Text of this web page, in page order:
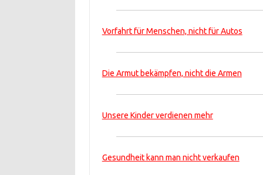
Vorfahrt für Menschen, nicht für Autos
Die Armut bekämpfen, nicht die Armen
Unsere Kinder verdienen mehr
Gesundheit kann man nicht verkaufen